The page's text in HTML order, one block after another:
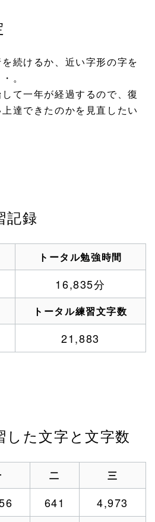
続けるか、近い字形の字を
。
て一年が経過するので、復
達できたのかを見直したい
記録
トータル勉強時間
16,835分
トータル練習文字数
21,883
した文字と文字数
二 三
641 4,973